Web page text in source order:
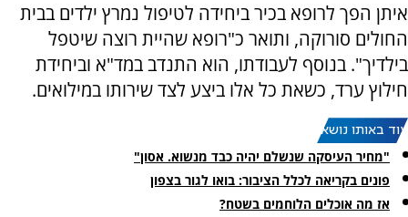
איתן הפך לרופא בכיר ביחידה לטיפול נמרץ ילדים בבית
החולים סורוקה, ותואר כ"רופא שהיית רוצה שיטפל
בילדיך". בנוסף לעבודתו, הוא התנדב במד"א וביחידת
חילוץ ערד, כשאת כל אלו ביצע לצד שירותו במילואים.
עוד באותו נושא:
"מחיר העיסקה שנשלם יהיה כבד מנשוא. אסון"
פונים בקריאה לכלל הציבור: בואו לגור בצפון
אז מה אוכלים הלוחמים בשטח?